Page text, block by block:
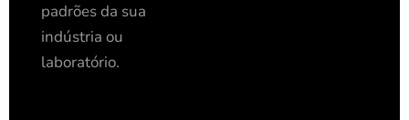
padrões da sua
indústria ou
laboratório.